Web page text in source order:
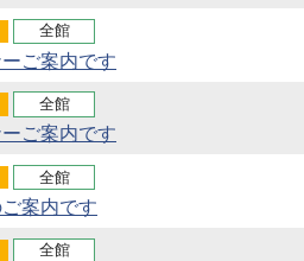
全館
ご案内です
全館
ご案内です
全館
案内です
全館